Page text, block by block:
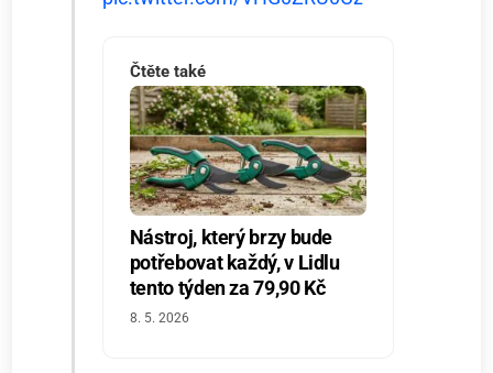
Čtěte také
Nástroj, který brzy bude
potřebovat každý, v Lidlu
tento týden za 79,90 Kč
8. 5. 2026